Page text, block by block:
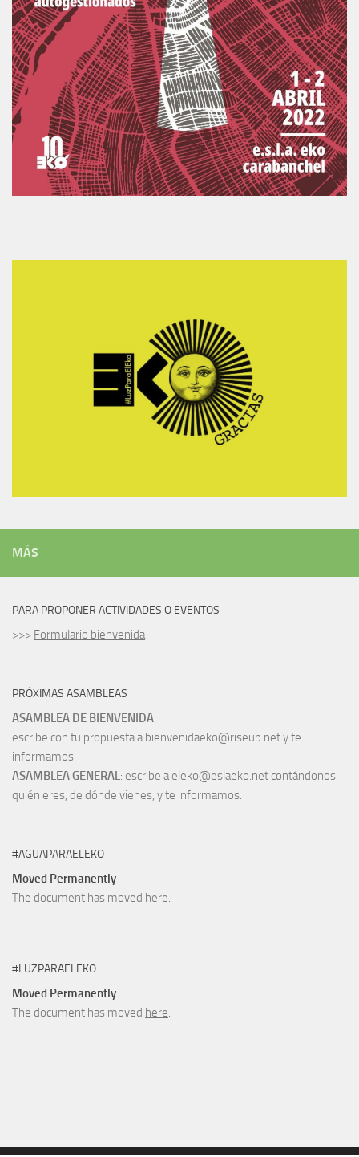
MÁS
PARA PROPONER ACTIVIDADES O EVENTOS
>>> Formulario bienvenida
PRÓXIMAS ASAMBLEAS
ASAMBLEA DE BIENVENIDA:
escribe con tu propuesta a bienvenidaeko@riseup.net y te
informamos.
ASAMBLEA GENERAL: escribe a eleko@eslaeko.net contándonos
quién eres, de dónde vienes, y te informamos.
#AGUAPARAELEKO
Moved Permanently
The document has moved here.
#LUZPARAELEKO
Moved Permanently
The document has moved here.